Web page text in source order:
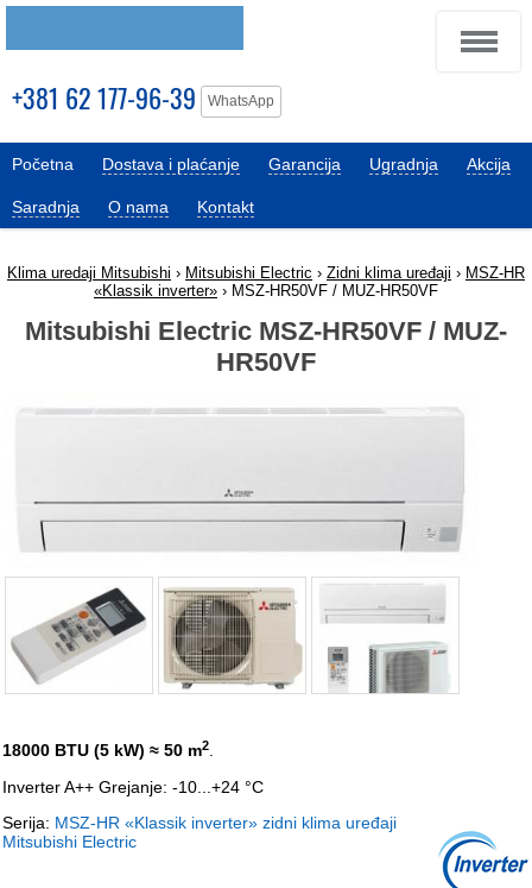
+381 62 177-96-39 WhatsApp
Početna Dostava i plaćanje Garancija Ugradnja Akcija
Saradnja O nama Kontakt
Klima uredaji Mitsubishi › Mitsubishi Electric › Zidni klima uređaji › MSZ-HR
«Klassik inverter» › MSZ-HR50VF / MUZ-HR50VF
Mitsubishi Electric MSZ-HR50VF / MUZ-
HR50VF
18000 BTU (5 kW) ≈ 50 m2.
Inverter A++ Grejanje: -10...+24 °C
Serija: MSZ-HR «Klassik inverter» zidni klima uređaji
Mitsubishi Electric